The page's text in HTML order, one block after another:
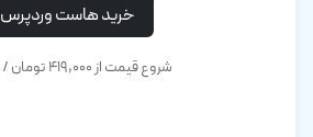
خرید هاست وردپرس
شروع قیمت از ۴۱۹,۰۰۰ تومان / ماهانه